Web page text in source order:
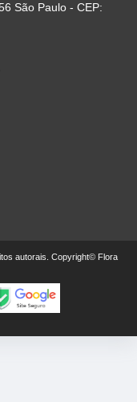
São Paulo - CEP:
autorais. Copyright© Flora